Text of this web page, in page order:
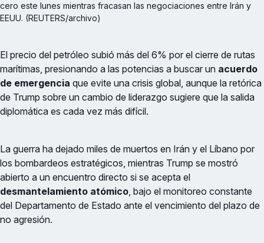
cero este lunes mientras fracasan las negociaciones entre Irán y
EEUU. (REUTERS/archivo)
El precio del petróleo subió más del 6% por el cierre de rutas
marítimas, presionando a las potencias a buscar un acuerdo
de emergencia que evite una crisis global, aunque la retórica
de Trump sobre un cambio de liderazgo sugiere que la salida
diplomática es cada vez más difícil.
La guerra ha dejado miles de muertos en Irán y el Líbano por
los bombardeos estratégicos, mientras Trump se mostró
abierto a un encuentro directo si se acepta el
desmantelamiento atómico, bajo el monitoreo constante
del Departamento de Estado ante el vencimiento del plazo de
no agresión.